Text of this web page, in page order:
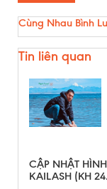
Cùng Nhau Bình
Tin liên quan
CẬP NHẬT
KAILASH (KH